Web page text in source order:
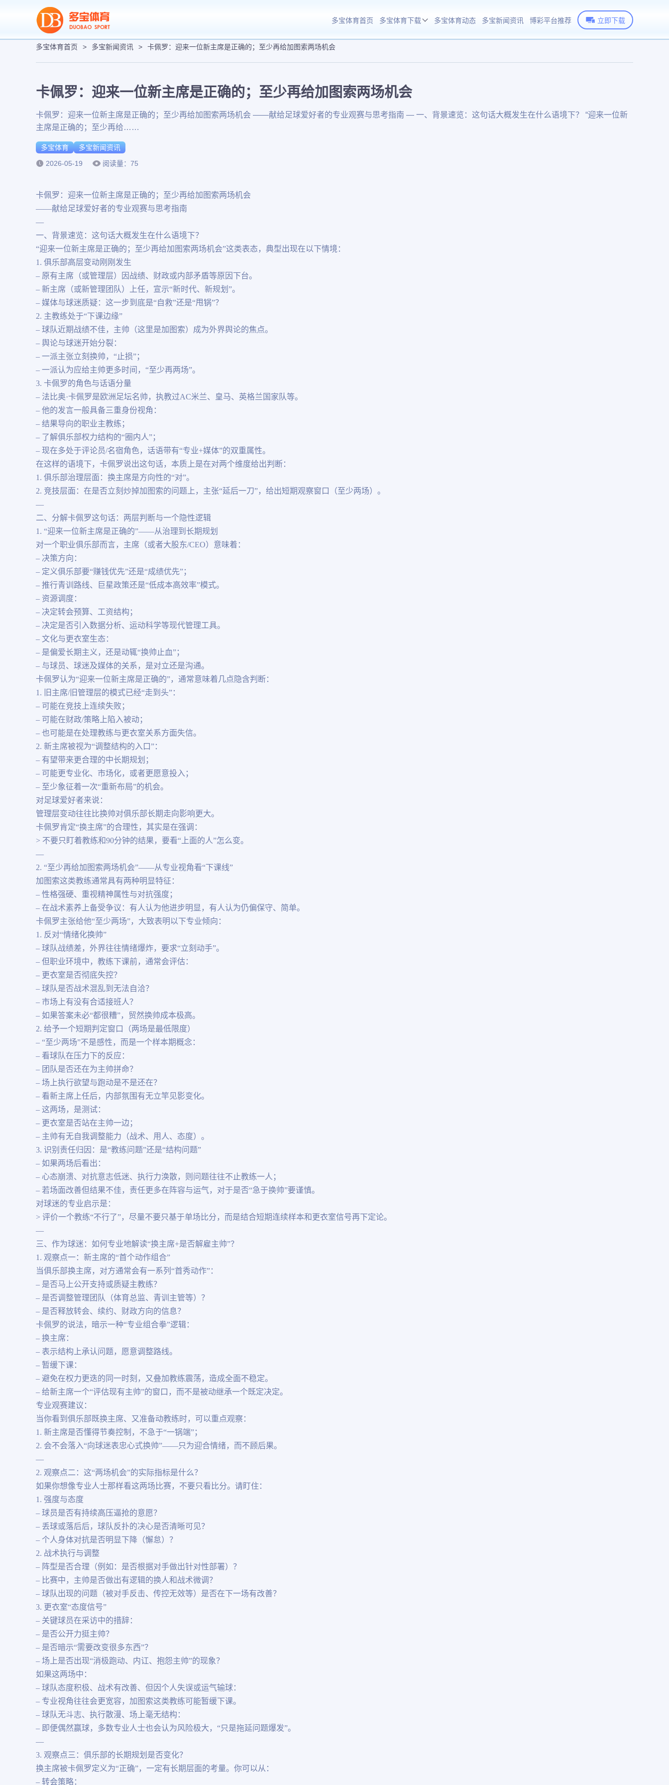
多宝体育首页 多宝体育下载
多宝体育APP下载
多宝体育动态 多宝新闻资讯 博彩平台推荐 立即下载
多宝体育首页 > 多宝新闻资讯 > 卡佩罗：迎来一位新主席是正确的；至少再给加图索两场机会
卡佩罗：迎来一位新主席是正确的；至少再给加图索两场机会
卡佩罗：迎来一位新主席是正确的；至少再给加图索两场机会 ——献给足球爱好者的专业观赛与思考指南 — 一、背景速览：这句话大概发生在什么语境下？ “迎来一位新
主席是正确的；至少再给……
多宝体育
多宝新闻资讯
2026-05-19
阅读量：75
卡佩罗：迎来一位新主席是正确的；至少再给加图索两场机会
——献给足球爱好者的专业观赛与思考指南
—
一、背景速览：这句话大概发生在什么语境下？
“迎来一位新主席是正确的；至少再给加图索两场机会”这类表态，典型出现在以下情境：
1. 俱乐部高层变动刚刚发生
– 原有主席（或管理层）因战绩、财政或内部矛盾等原因下台。
– 新主席（或新管理团队）上任，宣示“新时代、新规划”。
– 媒体与球迷质疑：这一步到底是“自救”还是“甩锅”？
2. 主教练处于“下课边缘”
– 球队近期战绩不佳，主帅（这里是加图索）成为外界舆论的焦点。
– 舆论与球迷开始分裂：
– 一派主张立刻换帅，“止损”；
– 一派认为应给主帅更多时间，“至少再两场”。
3. 卡佩罗的角色与话语分量
– 法比奥·卡佩罗是欧洲足坛名帅，执教过AC米兰、皇马、英格兰国家队等。
– 他的发言一般具备三重身份视角：
– 结果导向的职业主教练；
– 了解俱乐部权力结构的“圈内人”；
– 现在多处于评论员/名宿角色，话语带有“专业+媒体”的双重属性。
在这样的语境下，卡佩罗说出这句话，本质上是在对两个维度给出判断：
1. 俱乐部治理层面：换主席是方向性的“对”。
2. 竞技层面：在是否立刻炒掉加图索的问题上，主张“延后一刀”，给出短期观察窗口（至少两场）。
—
二、分解卡佩罗这句话：两层判断与一个隐性逻辑
1. “迎来一位新主席是正确的”——从治理到长期规划
对一个职业俱乐部而言，主席（或者大股东/CEO）意味着：
– 决策方向：
– 定义俱乐部要“赚钱优先”还是“成绩优先”；
– 推行青训路线、巨星政策还是“低成本高效率”模式。
– 资源调度：
– 决定转会预算、工资结构；
– 决定是否引入数据分析、运动科学等现代管理工具。
– 文化与更衣室生态：
– 是偏爱长期主义，还是动辄“换帅止血”；
– 与球员、球迷及媒体的关系，是对立还是沟通。
卡佩罗认为“迎来一位新主席是正确的”，通常意味着几点隐含判断：
1. 旧主席/旧管理层的模式已经“走到头”：
– 可能在竞技上连续失败；
– 可能在财政/策略上陷入被动；
– 也可能是在处理教练与更衣室关系方面失信。
2. 新主席被视为“调整结构的入口”：
– 有望带来更合理的中长期规划；
– 可能更专业化、市场化，或者更愿意投入；
– 至少象征着一次“重新布局”的机会。
对足球爱好者来说：
管理层变动往往比换帅对俱乐部长期走向影响更大。
卡佩罗肯定“换主席”的合理性，其实是在强调：
> 不要只盯着教练和90分钟的结果，要看“上面的人”怎么变。
—
2. “至少再给加图索两场机会”——从专业视角看“下课线”
加图索这类教练通常具有两种明显特征：
– 性格强硬、重视精神属性与对抗强度；
– 在战术素养上备受争议：有人认为他进步明显，有人认为仍偏保守、简单。
卡佩罗主张给他“至少两场”，大致表明以下专业倾向：
1. 反对“情绪化换帅”
– 球队战绩差，外界往往情绪爆炸，要求“立刻动手”。
– 但职业环境中，教练下课前，通常会评估：
– 更衣室是否彻底失控？
– 球队是否战术混乱到无法自洽？
– 市场上有没有合适接班人？
– 如果答案未必“都很糟”，贸然换帅成本极高。
2. 给予一个短期判定窗口（两场是最低限度）
– “至少两场”不是感性，而是一个样本期概念：
– 看球队在压力下的反应：
– 团队是否还在为主帅拼命？
– 场上执行欲望与跑动是不是还在？
– 看新主席上任后，内部氛围有无立竿见影变化。
– 这两场，是测试：
– 更衣室是否站在主帅一边；
– 主帅有无自我调整能力（战术、用人、态度）。
3. 识别责任归因：是“教练问题”还是“结构问题”
– 如果两场后看出：
– 心态崩溃、对抗意志低迷、执行力涣散，则问题往往不止教练一人；
– 若场面改善但结果不佳，责任更多在阵容与运气，对于是否“急于换帅”要谨慎。
对球迷的专业启示是：
> 评价一个教练“不行了”，尽量不要只基于单场比分，而是结合短期连续样本和更衣室信号再下定论。
—
三、作为球迷：如何专业地解读“换主席+是否解雇主帅”？
1. 观察点一：新主席的“首个动作组合”
当俱乐部换主席，对方通常会有一系列“首秀动作”：
– 是否马上公开支持或质疑主教练？
– 是否调整管理团队（体育总监、青训主管等）？
– 是否释放转会、续约、财政方向的信息？
卡佩罗的说法，暗示一种“专业组合拳”逻辑：
– 换主席：
– 表示结构上承认问题，愿意调整路线。
– 暂缓下课：
– 避免在权力更迭的同一时刻，又叠加教练震荡，造成全面不稳定。
– 给新主席一个“评估现有主帅”的窗口，而不是被动继承一个既定决定。
专业观赛建议：
当你看到俱乐部既换主席、又准备动教练时，可以重点观察：
1. 新主席是否懂得节奏控制，不急于“一锅端”；
2. 会不会落入“向球迷表忠心式换帅”——只为迎合情绪，而不顾后果。
—
2. 观察点二：这“两场机会”的实际指标是什么？
如果你想像专业人士那样看这两场比赛，不要只看比分。请盯住：
1. 强度与态度
– 球员是否有持续高压逼抢的意愿？
– 丢球或落后后，球队反扑的决心是否清晰可见？
– 个人身体对抗是否明显下降（懈怠）？
2. 战术执行与调整
– 阵型是否合理（例如：是否根据对手做出针对性部署）？
– 比赛中，主帅是否做出有逻辑的换人和战术微调？
– 球队出现的问题（被对手反击、传控无效等）是否在下一场有改善？
3. 更衣室“态度信号”
– 关键球员在采访中的措辞：
– 是否公开力挺主帅？
– 是否暗示“需要改变很多东西”？
– 场上是否出现“消极跑动、内讧、抱怨主帅”的现象？
如果这两场中：
– 球队态度积极、战术有改善、但因个人失误或运气输球：
– 专业视角往往会更宽容，加图索这类教练可能暂缓下课。
– 球队无斗志、执行散漫、场上毫无结构：
– 即便偶然赢球，多数专业人士也会认为风险极大，“只是拖延问题爆发”。
—
3. 观察点三：俱乐部的长期规划是否变化？
换主席被卡佩罗定义为“正确”，一定有长期层面的考量。你可以从：
– 转会策略：